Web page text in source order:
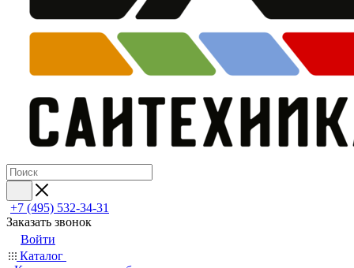
+7 (495) 532‑34‑31
Заказать звонок
Войти
Каталог